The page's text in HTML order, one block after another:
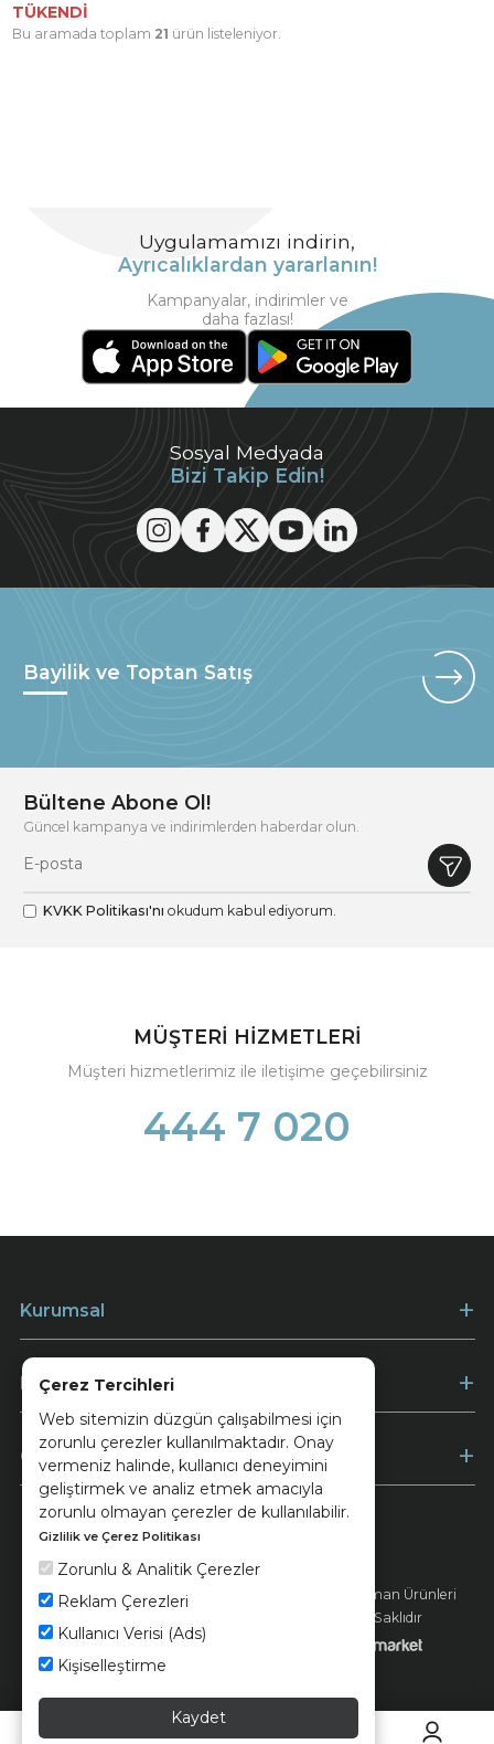
Çerez Tercihleri
Web sitemizin düzgün çalışabilmesi için
zorunlu çerezler kullanılmaktadır. Onay
vermeniz halinde, kullanıcı deneyimini
geliştirmek ve analiz etmek amacıyla
zorunlu olmayan çerezler de kullanılabilir.
Gizlilik ve Çerez Politikası
Zorunlu & Analitik Çerezler
Reklam Çerezleri
Kullanıcı Verisi (Ads)
Kişiselleştirme
Kaydet
TÜKENDİ
Bu aramada toplam 21 ürün listeleniyor.
Sosyal Medyada
Bizi Takip Edin!
Uygulamamızı indirin,
Ayrıcalıklardan yararlanın!
Kampanyalar, indirimler ve
daha fazlası!
Bayilik ve Toptan Satış
Bültene Abone Ol!
Güncel kampanya ve indirimlerden haberdar olun.
KVKK Politikası'nı okudum kabul ediyorum.
MÜŞTERİ HİZMETLERİ
Müşteri hizmetlerimiz ile iletişime geçebilirsiniz
444 7 020
Kurumsal
Müşteri Hizmetleri
Ödeme
© 2026 Ünsa Madencilik Turizm Enerji Seramik Orman Ürünleri
Elektrik Üretim San. ve Tic. A.Ş. - Tüm Hakları Saklıdır